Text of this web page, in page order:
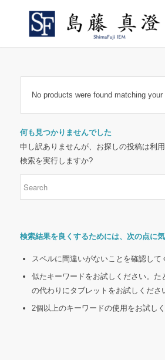
No products were found matching
何も見つかりませんでした
申し訳ありませんが、お探しの投稿は利
検索を実行しますか?
検索結果を良くするためには、次の点に気
スペルに間違いがないことを確認して
似たキーワードをお試しください。た
の代わりにタブレットをお試しくださ
2個以上のキーワードの使用をお試しく